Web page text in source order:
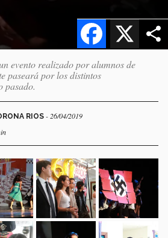
X
Facebook
evento realizado por alumnos de
paseará por los distintos
pasado.
RIOS - 26/04/2019